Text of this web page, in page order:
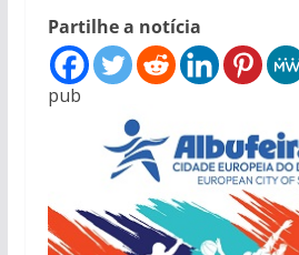
Partilhe a notícia
pub